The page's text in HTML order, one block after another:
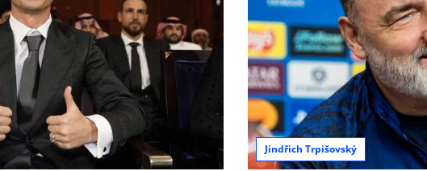
Jindřich Trpišovský